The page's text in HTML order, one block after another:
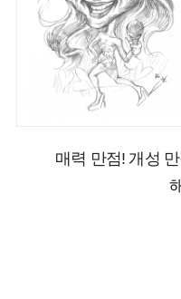
매력 만점! 개성